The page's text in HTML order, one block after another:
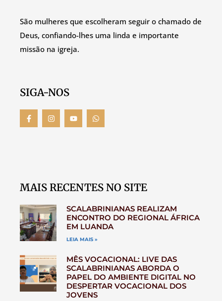
São mulheres que escolheram seguir o chamado de
Deus, confiando-lhes uma linda e importante
missão na igreja.
SIGA-NOS
MAIS RECENTES NO SITE
SCALABRINIANAS REALIZAM
ENCONTRO DO REGIONAL ÁFRICA
EM LUANDA
LEIA MAIS »
MÊS VOCACIONAL: LIVE DAS
SCALABRINIANAS ABORDA O
PAPEL DO AMBIENTE DIGITAL NO
DESPERTAR VOCACIONAL DOS
JOVENS